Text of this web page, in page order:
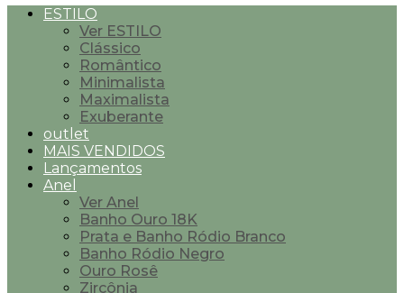
ESTILO
Ver ESTILO
Clássico
Romântico
Minimalista
Maximalista
Exuberante
outlet
MAIS VENDIDOS
Lançamentos
Anel
Ver Anel
Banho Ouro 18K
Prata e Banho Ródio Branco
Banho Ródio Negro
Ouro Rosê
Zircônia